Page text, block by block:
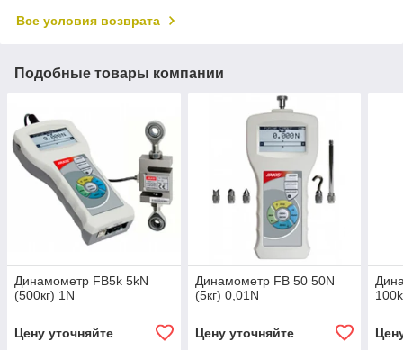
Все условия возврата
Подобные товары компании
Динамометр FB5k 5kN
(500кг) 1N
Цену уточняйте
Динамометр FB 50 50N
(5кг) 0,01N
Цену уточняйте